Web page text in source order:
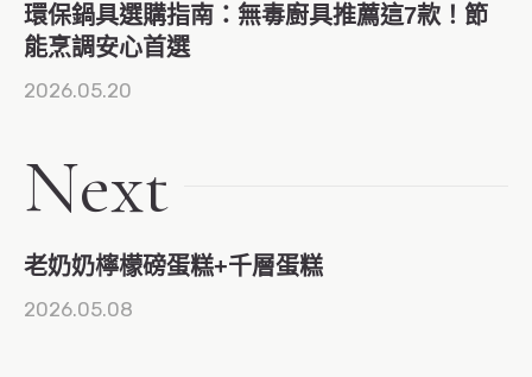
環保鍋具選購指南：無毒廚具推薦這7款！節
能烹調安心首選
2026.05.20
Next
老奶奶檸檬磅蛋糕+千層蛋糕
2026.05.08